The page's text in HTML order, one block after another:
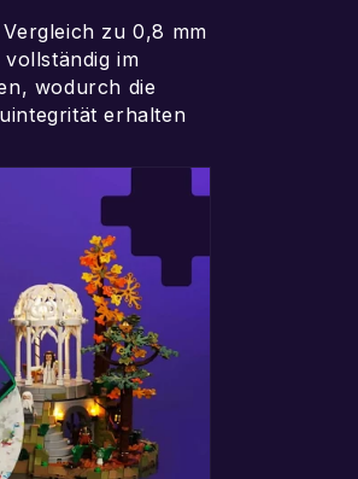
zu 0,8 mm
im
wodurch die
erhalten